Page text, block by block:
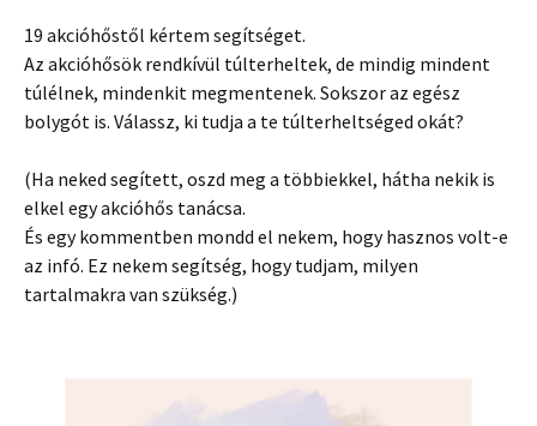
19 akcióhőstől kértem segítséget.
Az akcióhősök rendkívül túlterheltek, de mindig mindent
túlélnek, mindenkit megmentenek. Sokszor az egész
bolygót is. Válassz, ki tudja a te túlterheltséged okát?
(Ha neked segített, oszd meg a többiekkel, hátha nekik is
elkel egy akcióhős tanácsa.
És egy kommentben mondd el nekem, hogy hasznos volt-e
az infó. Ez nekem segítség, hogy tudjam, milyen
tartalmakra van szükség.)